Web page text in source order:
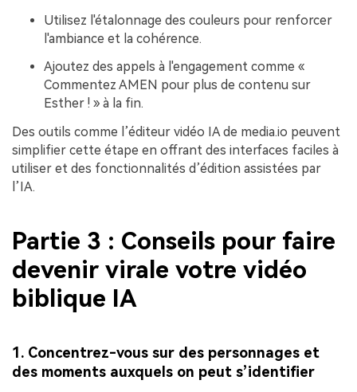
Utilisez l'étalonnage des couleurs pour renforcer
l'ambiance et la cohérence.
Ajoutez des appels à l'engagement comme «
Commentez AMEN pour plus de contenu sur
Esther ! » à la fin.
Des outils comme l’éditeur vidéo IA de media.io peuvent
simplifier cette étape en offrant des interfaces faciles à
utiliser et des fonctionnalités d’édition assistées par
l’IA.
Partie 3 : Conseils pour faire
devenir virale votre vidéo
biblique IA
1. Concentrez-vous sur des personnages et
des moments auxquels on peut s’identifier